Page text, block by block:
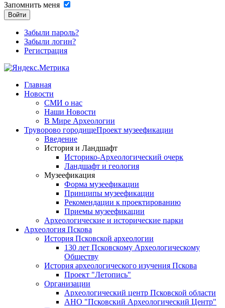
Запомнить меня
Войти
Забыли пароль?
Забыли логин?
Регистрация
Главная
Новости
СМИ о нас
Наши Новости
В Мире Археологии
Труворово городищеПроект музеефикации
Введение
История и Ландшафт
Историко-Археологический очерк
Ландшафт и геология
Музеефикация
Форма музеефикации
Принципы музеефикации
Рекомендации к проектированию
Приемы музеефикации
Археологические и исторические парки
Археология Пскова
История Псковской археологии
130 лет Псковскому Археологическому
Обществу
История археологического изучения Пскова
Проект "Летопись"
Организации
Археологический центр Псковской области
АНО "Псковский Археологический Центр"